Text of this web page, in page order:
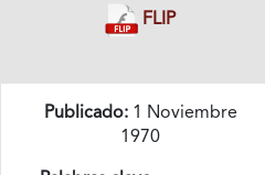
FLIP
Publicado:1 Noviembre
1970